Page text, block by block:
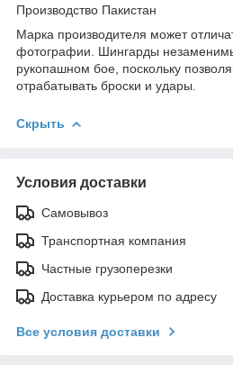
Производство Пакистан
Марка производителя может
фотографии. Шингарды
рукопашном бое, поскольку
отрабатывать броски и удары.
Скрыть
Условия доставки
Самовывоз
Транспортная компания
Частные грузоперезки
Доставка курьером по адресу
Все условия доставки